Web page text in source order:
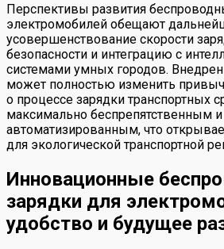
Перспективы развития
электромобилей обещают
усовершенствование скорости
безопасности и интеграцию с
системами умных городов.
может полностью изменить
о процессе зарядки транспортных
максимально беспрепятственным и
автоматизированным, что
для экологической транспортной
Инновационные
зарядки для
удобство и будущее